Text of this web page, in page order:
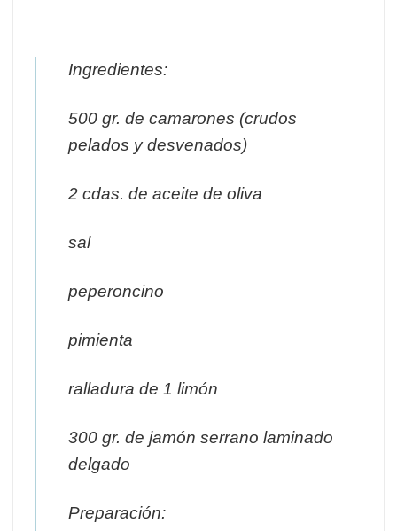
Ingredientes:
500 gr. de camarones (crudos
pelados y desvenados)
2 cdas. de aceite de oliva
sal
peperoncino
pimienta
ralladura de 1 limón
300 gr. de jamón serrano laminado
delgado
Preparación: